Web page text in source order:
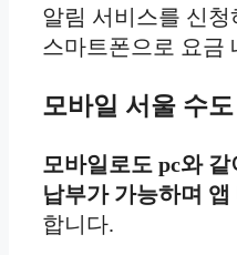
알림 서비스를 신
스마트폰으로 요금
모바일 서울 수
모바일로도 pc와
납부가 가능하며
합니다.